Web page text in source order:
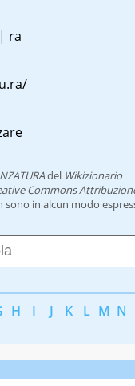
ra
del Wikizionario
Commons
in alcun modo
H I J K L M N